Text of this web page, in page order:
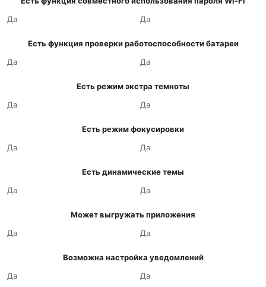
Да
Да
Есть функция проверки работоспособности батареи
Да
Да
Есть режим экстра темноты
Да
Да
Есть режим фокусировки
Да
Да
Есть динамические темы
Да
Да
Может выгружать приложения
Да
Да
Возможна настройка уведомлений
Да
Да